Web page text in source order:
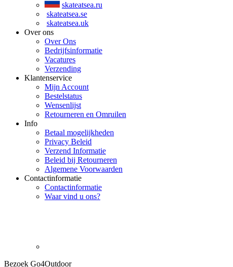
skateatsea.ru
skateatsea.se
skateatsea.uk
Over ons
Over Ons
Bedrijfsinformatie
Vacatures
Verzending
Klantenservice
Mijn Account
Bestelstatus
Wensenlijst
Retourneren en Omruilen
Info
Betaal mogelijkheden
Privacy Beleid
Verzend Informatie
Beleid bij Retourneren
Algemene Voorwaarden
Contactinformatie
Contactinformatie
Waar vind u ons?
Bezoek Go4Outdoor